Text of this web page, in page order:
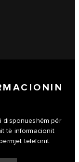
disponueshëm për
të informacionit
telefonit.